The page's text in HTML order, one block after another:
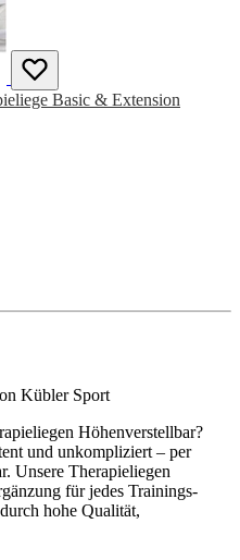
Basic & Extension
Kübler Sport
Höhenverstellbar?
und unkompliziert – per
Unsere Therapieliegen
für jedes Trainings-
hohe Qualität,